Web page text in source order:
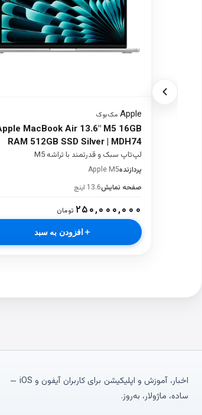
Apple
·مک‌بوک
MacBook Air 13.6" M5 16GB
RAM 512GB SSD Silver | MDH74
لپ‌تاپ سبک و قدرتمند با تراشه M5
پردازندهApple M5
صفحه نمایش13.6 اینچ
۲۵۰,۰۰۰,۰۰۰ تومان
افزودن به سبد
اخبار، آموزش و اپلیکیشن برای کاربران آیفون و iOS —
ساده، ماژولار، به‌روز.